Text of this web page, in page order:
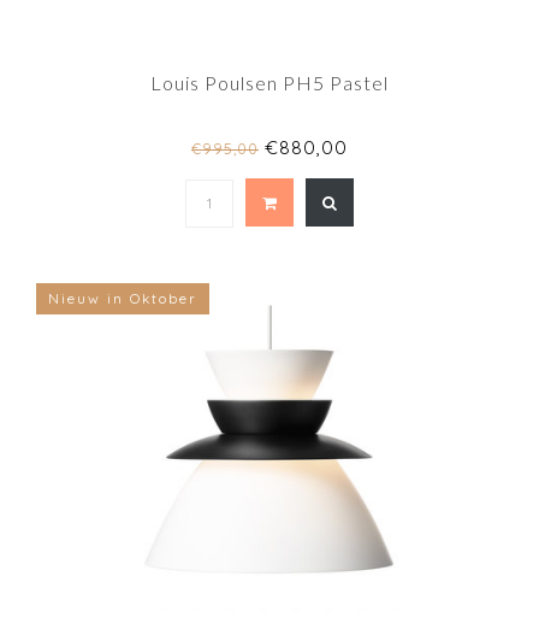
Louis Poulsen PH5 Pastel
€995,00 €880,00
Nieuw in Oktober